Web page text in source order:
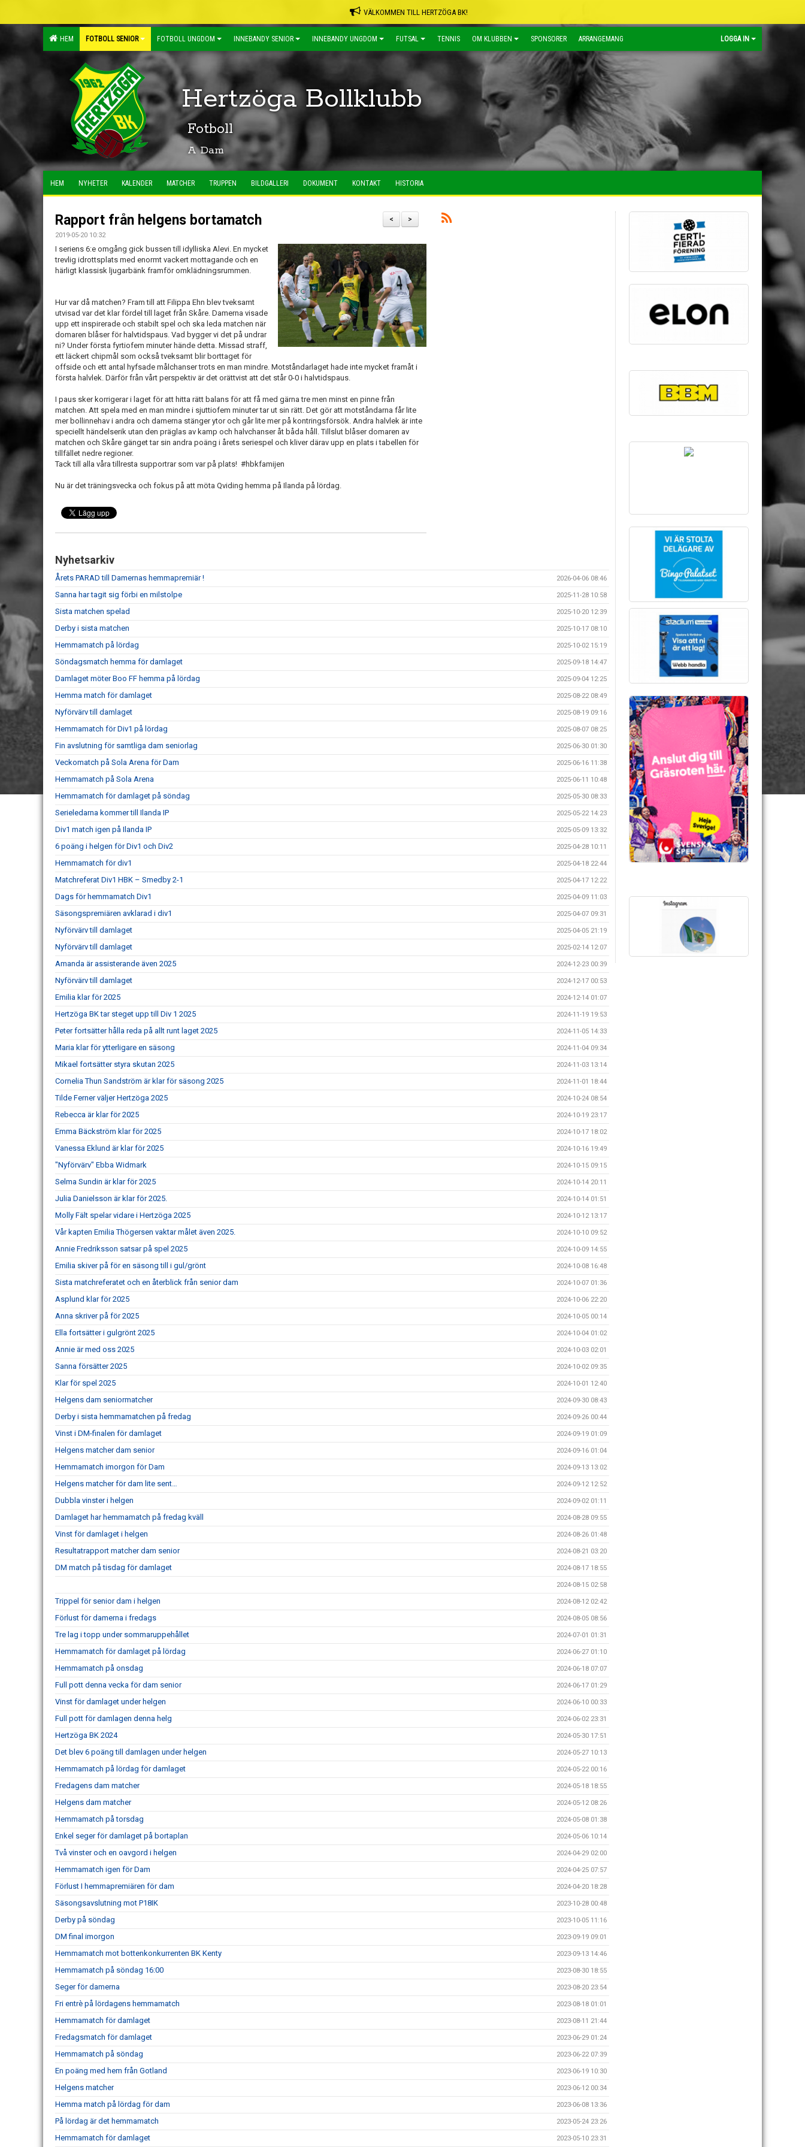
VÄLKOMMEN TILL HERTZÖGA BK!
HEM FOTBOLL SENIOR FOTBOLL UNGDOM INNEBANDY SENIOR INNEBANDY UNGDOM FUTSAL TENNIS OM KLUBBEN SPONSORER ARRANGEMANG LOGGA IN
Hertzöga Bollklubb
Fotboll
A Dam
HEM NYHETER KALENDER MATCHER TRUPPEN BILDGALLERI DOKUMENT KONTAKT HISTORIA
>
<
Rapport från helgens bortamatch
2019-05-20 10:32
I seriens 6:e omgång gick bussen till idylliska Alevi. En mycket
trevlig idrottsplats med enormt vackert mottagande och en
härligt klassisk ljugarbänk framför omklädningsrummen.
Hur var då matchen? Fram till att Filippa Ehn blev tveksamt
utvisad var det klar fördel till laget från Skåre. Damerna visade
upp ett inspirerade och stabilt spel och ska leda matchen när
domaren blåser för halvtidspaus. Vad bygger vi det på undrar
ni? Under första fyrtiofem minuter hände detta. Missad straff,
ett läckert chipmål som också tveksamt blir borttaget för
offside och ett antal hyfsade målchanser trots en man mindre. Motståndarlaget hade inte mycket framåt i
första halvlek. Därför från vårt perspektiv är det orättvist att det står 0-0 i halvtidspaus.
I paus sker korrigerar i laget för att hitta rätt balans för att få med gärna tre men minst en pinne från
matchen. Att spela med en man mindre i sjuttiofem minuter tar ut sin rätt. Det gör att motståndarna får lite
mer bollinnehav i andra och damerna stänger ytor och går lite mer på kontringsförsök. Andra halvlek är inte
speciellt händelserik utan den präglas av kamp och halvchanser åt båda håll. Tillslut blåser domaren av
matchen och Skåre gänget tar sin andra poäng i årets seriespel och kliver därav upp en plats i tabellen för
tillfället nedre regioner.
Tack till alla våra tillresta supportrar som var på plats! #hbkfamijen
Nu är det träningsvecka och fokus på att möta Qviding hemma på Ilanda på lördag.
Nyhetsarkiv
Årets PARAD till Damernas hemmapremiär ! 2026-04-06 08:46
Sanna har tagit sig förbi en milstolpe 2025-11-28 10:58
Sista matchen spelad 2025-10-20 12:39
Derby i sista matchen 2025-10-17 08:10
Hemmamatch på lördag 2025-10-02 15:19
Söndagsmatch hemma för damlaget 2025-09-18 14:47
Damlaget möter Boo FF hemma på lördag 2025-09-04 12:25
Hemma match för damlaget 2025-08-22 08:49
Nyförvärv till damlaget 2025-08-19 09:16
Hemmamatch för Div1 på lördag 2025-08-07 08:25
Fin avslutning för samtliga dam seniorlag 2025-06-30 01:30
Veckomatch på Sola Arena för Dam 2025-06-16 11:38
Hemmamatch på Sola Arena 2025-06-11 10:48
Hemmamatch för damlaget på söndag 2025-05-30 08:33
Serieledarna kommer till Ilanda IP 2025-05-22 14:23
Div1 match igen på Ilanda IP 2025-05-09 13:32
6 poäng i helgen för Div1 och Div2 2025-04-28 10:11
Hemmamatch för div1 2025-04-18 22:44
Matchreferat Div1 HBK – Smedby 2-1 2025-04-17 12:22
Dags för hemmamatch Div1 2025-04-09 11:03
Säsongspremiären avklarad i div1 2025-04-07 09:31
Nyförvärv till damlaget 2025-04-05 21:19
Nyförvärv till damlaget 2025-02-14 12:07
Amanda är assisterande även 2025 2024-12-23 00:39
Nyförvärv till damlaget 2024-12-17 00:53
Emilia klar för 2025 2024-12-14 01:07
Hertzöga BK tar steget upp till Div 1 2025 2024-11-19 19:53
Peter fortsätter hålla reda på allt runt laget 2025 2024-11-05 14:33
Maria klar för ytterligare en säsong 2024-11-04 09:34
Mikael fortsätter styra skutan 2025 2024-11-03 13:14
Cornelia Thun Sandström är klar för säsong 2025 2024-11-01 18:44
Tilde Ferner väljer Hertzöga 2025 2024-10-24 08:54
Rebecca är klar för 2025 2024-10-19 23:17
Emma Bäckström klar för 2025 2024-10-17 18:02
Vanessa Eklund är klar för 2025 2024-10-16 19:49
"Nyförvärv" Ebba Widmark 2024-10-15 09:15
Selma Sundin är klar för 2025 2024-10-14 20:11
Julia Danielsson är klar för 2025. 2024-10-14 01:51
Molly Fält spelar vidare i Hertzöga 2025 2024-10-12 13:17
Vår kapten Emilia Thögersen vaktar målet även 2025. 2024-10-10 09:52
Annie Fredriksson satsar på spel 2025 2024-10-09 14:55
Emilia skiver på för en säsong till i gul/grönt 2024-10-08 16:48
Sista matchreferatet och en återblick från senior dam 2024-10-07 01:36
Asplund klar för 2025 2024-10-06 22:20
Anna skriver på för 2025 2024-10-05 00:14
Ella fortsätter i gulgrönt 2025 2024-10-04 01:02
Annie är med oss 2025 2024-10-03 02:01
Sanna försätter 2025 2024-10-02 09:35
Klar för spel 2025 2024-10-01 12:40
Helgens dam seniormatcher 2024-09-30 08:43
Derby i sista hemmamatchen på fredag 2024-09-26 00:44
Vinst i DM-finalen för damlaget 2024-09-19 01:09
Helgens matcher dam senior 2024-09-16 01:04
Hemmamatch imorgon för Dam 2024-09-13 13:02
Helgens matcher för dam lite sent… 2024-09-12 12:52
Dubbla vinster i helgen 2024-09-02 01:11
Damlaget har hemmamatch på fredag kväll 2024-08-28 09:55
Vinst för damlaget i helgen 2024-08-26 01:48
Resultatrapport matcher dam senior 2024-08-21 03:20
DM match på tisdag för damlaget 2024-08-17 18:55
2024-08-15 02:58
Trippel för senior dam i helgen 2024-08-12 02:42
Förlust för damerna i fredags 2024-08-05 08:56
Tre lag i topp under sommaruppehållet 2024-07-01 01:31
Hemmamatch för damlaget på lördag 2024-06-27 01:10
Hemmamatch på onsdag 2024-06-18 07:07
Full pott denna vecka för dam senior 2024-06-17 01:29
Vinst för damlaget under helgen 2024-06-10 00:33
Full pott för damlagen denna helg 2024-06-02 23:31
Hertzöga BK 2024 2024-05-30 17:51
Det blev 6 poäng till damlagen under helgen 2024-05-27 10:13
Hemmamatch på lördag för damlaget 2024-05-22 00:16
Fredagens dam matcher 2024-05-18 18:55
Helgens dam matcher 2024-05-12 08:26
Hemmamatch på torsdag 2024-05-08 01:38
Enkel seger för damlaget på bortaplan 2024-05-06 10:14
Två vinster och en oavgord i helgen 2024-04-29 02:00
Hemmamatch igen för Dam 2024-04-25 07:57
Förlust I hemmapremiären för dam 2024-04-20 18:28
Säsongsavslutning mot P18IK 2023-10-28 00:48
Derby på söndag 2023-10-05 11:16
DM final imorgon 2023-09-19 09:01
Hemmamatch mot bottenkonkurrenten BK Kenty 2023-09-13 14:46
Hemmamatch på söndag 16:00 2023-08-30 18:55
Seger för damerna 2023-08-20 23:54
Fri entrè på lördagens hemmamatch 2023-08-18 01:01
Hemmamatch för damlaget 2023-08-11 21:44
Fredagsmatch för damlaget 2023-06-29 01:24
Hemmamatch på söndag 2023-06-22 07:39
En poäng med hem från Gotland 2023-06-19 10:30
Helgens matcher 2023-06-12 00:34
Hemma match på lördag för dam 2023-06-08 13:36
På lördag är det hemmamatch 2023-05-24 23:26
Hemmamatch för damlaget 2023-05-10 23:31